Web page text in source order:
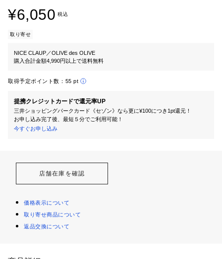
¥6,050 税込
取り寄せ
NICE CLAUP／OLIVE des OLIVE
購入合計金額4,990円以上で送料無料
取得予定ポイント数： 55 pt
提携クレジットカードで還元率UP
三井ショッピングパークカード《セゾン》なら更に¥100につき1pt還元！
お申し込み完了後、最短５分でご利用可能！
今すぐお申し込み
店舗在庫を確認
価格表示について
取り寄せ商品について
返品交換について